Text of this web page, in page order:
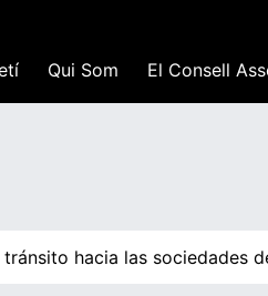
Qui Som El Consell
hacia las sociedades